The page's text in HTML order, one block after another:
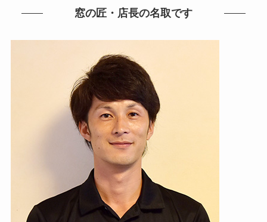
窓の匠・店長の名取です